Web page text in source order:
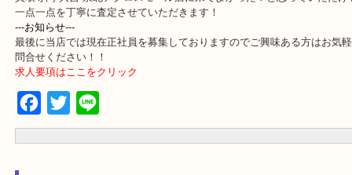
・よくいただくご質問集